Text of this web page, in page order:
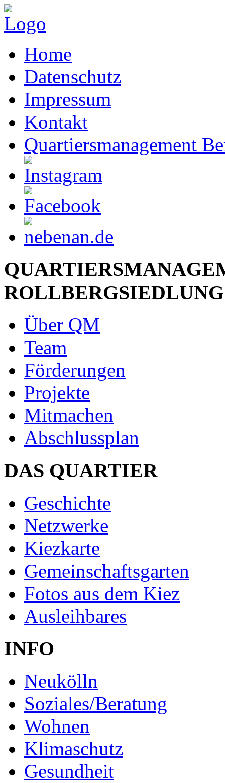
Home
Datenschutz
Impressum
Kontakt
Quartiersmanagement
ROLLBERGSIEDLUNG
Über QM
Team
Förderungen
Projekte
Mitmachen
Abschlussplan
DAS QUARTIER
Geschichte
Netzwerke
Kiezkarte
Gemeinschaftsgarten
Fotos aus dem Kiez
Ausleihbares
INFO
Neukölln
Soziales/Beratung
Wohnen
Klimaschutz
Gesundheit